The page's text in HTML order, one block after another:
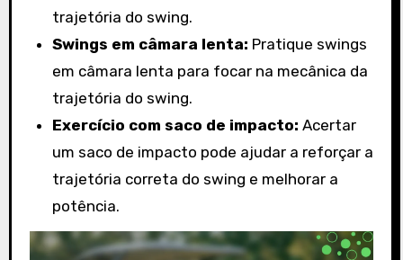
trajetória do swing.
Swings em câmara lenta: Pratique swings
em câmara lenta para focar na mecânica da
trajetória do swing.
Exercício com saco de impacto: Acertar
um saco de impacto pode ajudar a reforçar a
trajetória correta do swing e melhorar a
potência.